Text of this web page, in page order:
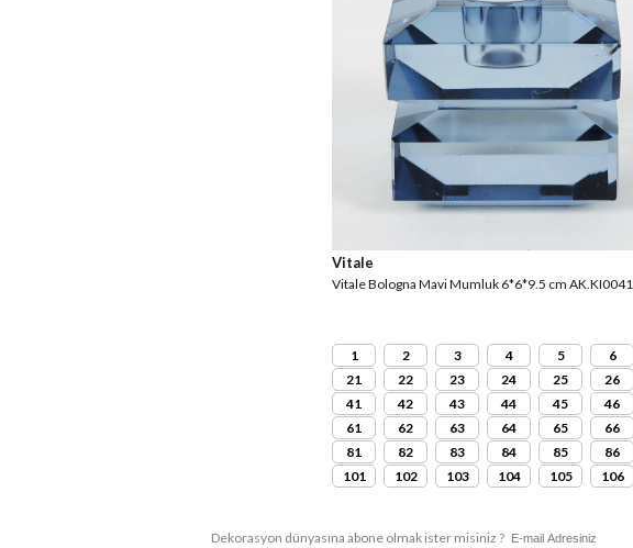
Vitale
Vitale Bologna Mavi Mumluk 6*6*9.5 cm AK.KI0041
1 2 3 4 5 6
21
22 23 24 25 26
41
42 43 44 45 46
61
62 63 64 65 66
81
82 83 84 85 86
101
102 103 104 105 106
Dekorasyon dünyasına abone olmak ister misiniz ?